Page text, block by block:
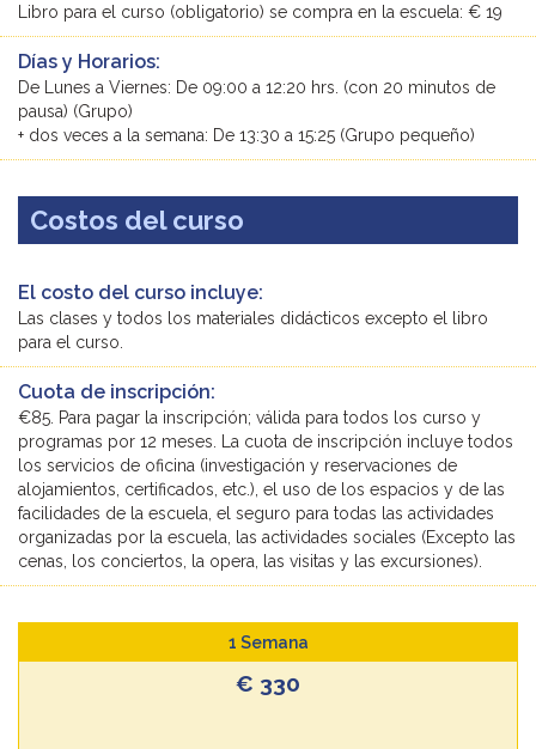
Libro para el curso (obligatorio) se compra en la escuela: € 19
Días y Horarios:
De Lunes a Viernes: De 09:00 a 12:20 hrs. (con 20 minutos de
pausa) (Grupo)
+ dos veces a la semana: De 13:30 a 15:25 (Grupo pequeño)
Costos del curso
El costo del curso incluye:
Las clases y todos los materiales didácticos excepto el libro
para el curso.
Cuota de inscripción:
€85. Para pagar la inscripción; válida para todos los curso y
programas por 12 meses. La cuota de inscripción incluye todos
los servicios de oficina (investigación y reservaciones de
alojamientos, certificados, etc.), el uso de los espacios y de las
facilidades de la escuela, el seguro para todas las actividades
organizadas por la escuela, las actividades sociales (Excepto las
cenas, los conciertos, la opera, las visitas y las excursiones).
1 Semana
€ 330